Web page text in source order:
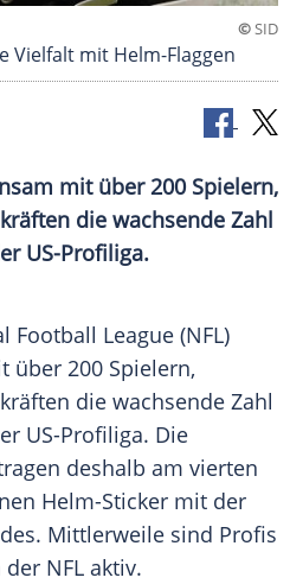
©SID
Vielfalt mit Helm-Flaggen
mit über 200 Spielern,
die wachsende Zahl
US-Profiliga.
Football League (NFL)
über 200 Spielern,
die wachsende Zahl
US-Profiliga. Die
deshalb am vierten
Helm-Sticker mit der
Mittlerweile sind Profis
NFL aktiv.